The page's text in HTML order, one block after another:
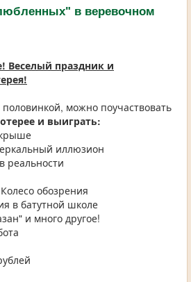
в веревочном
Веселый праздник и
можно поучаствовать
и выиграть:
иллюзион
реальности
обозрения
в батутной школе
и много другое!